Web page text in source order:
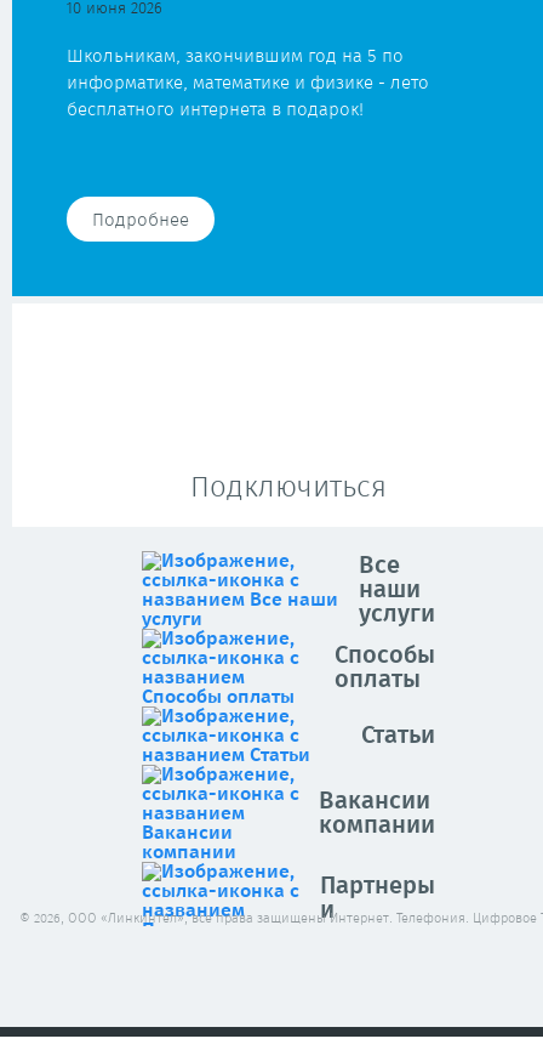
10 июня 2026
Школьникам, закончившим год на 5 по
информатике, математике и физике - лето
бесплатного интернета в подарок!
Подробнее
Подключиться
Все
наши
услуги
Способы
оплаты
Статьи
Вакансии
компании
Партнеры
и
© 2026, ООО «Линкинтел», все права защищены Интернет. Телефония. Цифровое